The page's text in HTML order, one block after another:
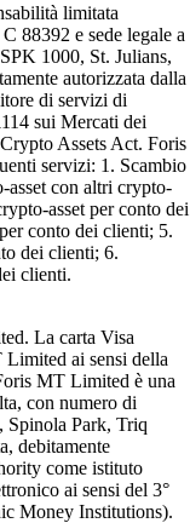
limitata
88392 e sede legale a
1000, St. Julians,
autorizzata dalla
di servizi di
sui Mercati dei
Assets Act. Foris
servizi: 1. Scambio
asset con altri crypto-
asset per conto dei
conto dei clienti; 5.
dei clienti; 6.
clienti.
La carta Visa
Limited ai sensi della
MT Limited è una
con numero di
Spinola Park, Triq
debitamente
come istituto
ai sensi del 3°
Money Institutions).